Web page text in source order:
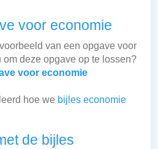
voor economie
van een opgave voor
deze opgave op te lossen?
voor economie
hoe we bijles economie
de bijles